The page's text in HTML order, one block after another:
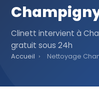
Recrutement
Clinett intervient à
gratuit sous 24h
Accueil › Nettoyage